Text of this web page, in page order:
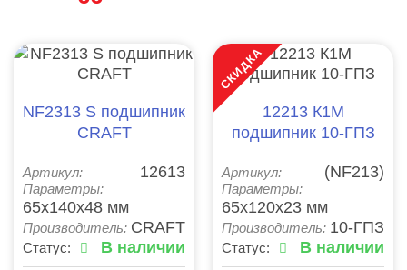
NF2313 S подшипник
CRAFT
Артикул: 12613
Параметры:
65x140x48 мм
Производитель: CRAFT
Статус: В наличии
СКИДКА
12213 К1М
подшипник 10-ГПЗ
Артикул: (NF213)
Параметры:
65x120x23 мм
Производитель: 10-ГПЗ
Статус: В наличии